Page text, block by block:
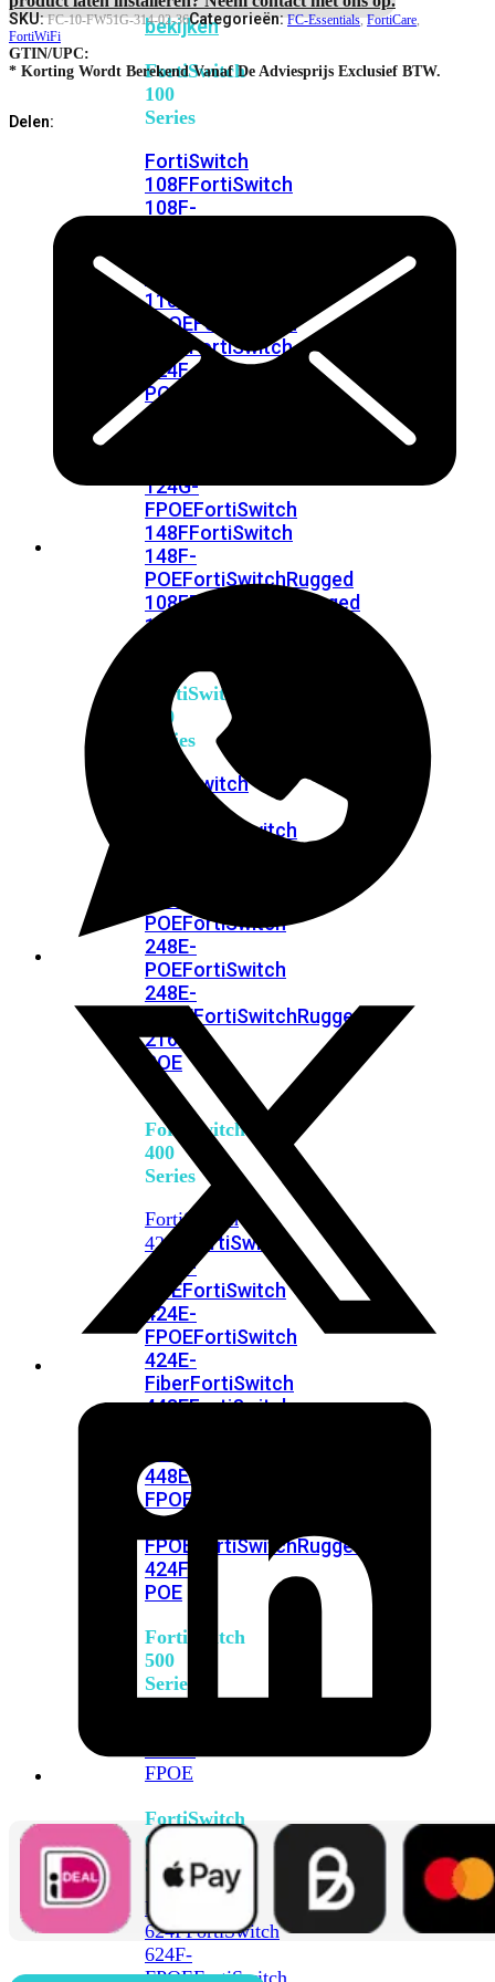
bekijken
FortiSwitch
100
Series
FortiSwitch
108FFortiSwitch
108F-
110G-
FPOEFortiSwitch
FortiSwitch
124F-
POE
124F-
124G-
FPOEFortiSwitch
148FFortiSwitch
148F-
POEFortiSwitchRugged
108FFortiSwitchRugged
112F-
FortiSwitch
200
Series
FortiSwitch
FortiSwitch
POEFortiSwitch
248E-
POEFortiSwitch
248E-
FPOEFortiSwitchRugged
216F-
POE
FortiSwitch
400
Series
FortiSwitch
424E
FortiSwitch
424E-
POEFortiSwitch
424E-
FPOEFortiSwitch
424E-
FiberFortiSwitch
448EFortiSwitch
448E-
FPOE
M426E-
FPOE
FortiSwitchRugged
424F-
POE
FortiSwitch
500
Series
FPOE
FortiSwitch
600
Series
FortiSwitch
624FFortiSwitch
624F-
FPOEFortiSwitch
SKU:FC-10-FW51G-314-02-36Categorieën:FC-Essentials,FortiCare,
FortiWiFi
GTIN/UPC:
* Korting Wordt Berekend Vanaf De Adviesprijs Exclusief BTW.
Delen: